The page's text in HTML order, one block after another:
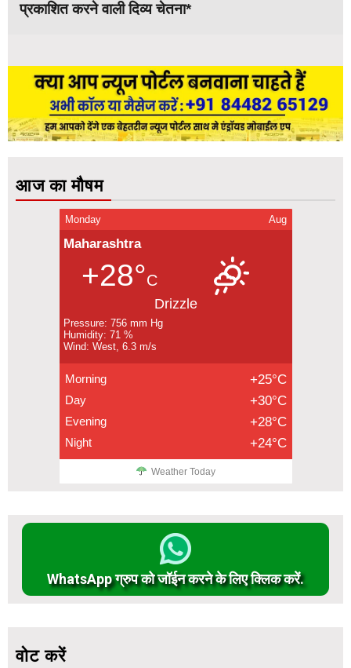
प्रकाशित करने वाली दिव्य चेतना*
आज का मौषम
Monday Aug
Maharashtra
+28°C
Drizzle
Pressure: 756 mm Hg
Humidity: 71 %
Wind: West, 6.3 m/s
Morning +25°C
Day +30°C
Evening +28°C
Night +24°C
Weather Today
WhatsApp ग्रुप को जॉईन करने के लिए क्लिक करें.
वोट करें